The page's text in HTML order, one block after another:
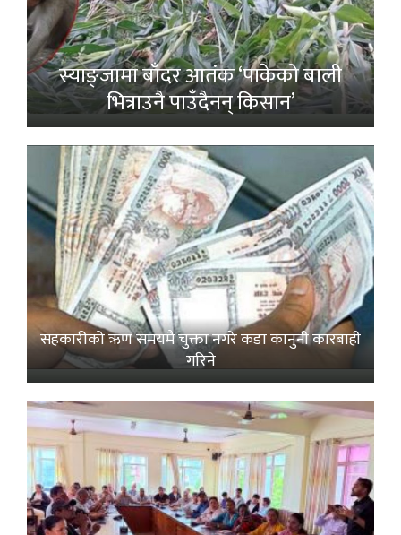
स्याङ्जामा बाँदर आतंक ‘पाकेको बाली
भित्राउनै पाउँदैनन् किसान’
सहकारीको ऋण समयमै चुक्ता नगरे कडा कानुनी कारबाही
गरिने